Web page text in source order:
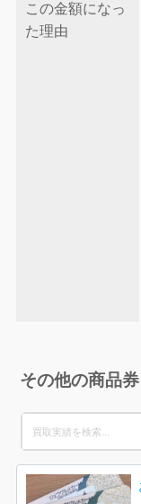
この金額になっ
た理由
その他の商品
for: